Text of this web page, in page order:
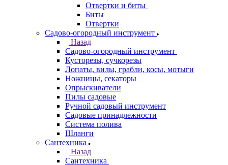
Отвертки и биты
Биты
Отвертки
Садово-огородный инструмент
Назад
Садово-огородный инструмент
Кусторезы, сучкорезы
Лопаты, вилы, грабли, косы, мотыги
Ножницы, секаторы
Опрыскиватели
Пилы садовые
Ручной садовый инструмент
Садовые принадлежности
Система полива
Шланги
Сантехника
Назад
Сантехника